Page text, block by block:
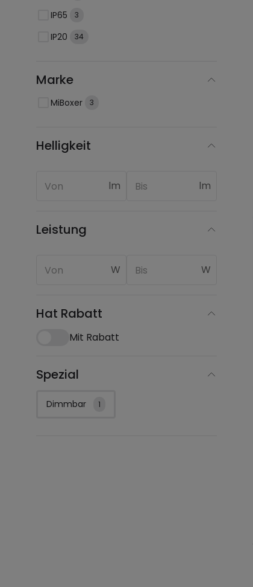
IP65 3
IP20 34
Marke
MiBoxer 3
Helligkeit
lm lm
Leistung
W W
Hat Rabatt
Mit Rabatt
Spezial
Dimmbar 1